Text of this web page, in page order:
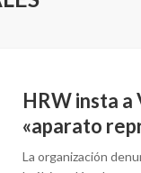
HRW insta a
«aparato
La organización